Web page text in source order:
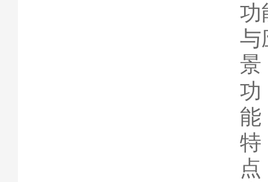
功
与
景
功
能
特
点